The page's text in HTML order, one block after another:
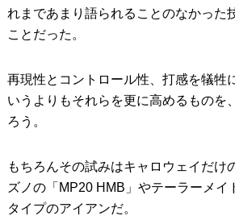
れまであまり語られることのなかった
ことだった。
再現性とコントロール性、打感を犠牲
いうよりもそれらを更に高めるものを
ろう。
もちろんその試みはキャロウェイだけ
ズノの「MP20 HMB」やテーラーメイ
タイプのアイアンだ。